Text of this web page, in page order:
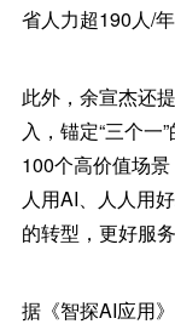
省人力超190人/年
此外，余宣杰还
入，锚定“三个一
100个高价值场
人用AI、人人用
的转型，更好服
据《智探AI应用